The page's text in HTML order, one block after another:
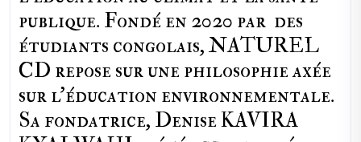
publique. Fondé en 2020 par des
étudiants congolais, NATUREL
CD repose sur une philosophie axée
sur l'éducation environnementale.
Sa fondatrice, Denise KAVIRA